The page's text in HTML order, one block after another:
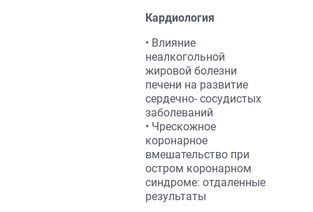
Кардиология
• Влияние
неалкогольной
жировой болезни
печени на развитие
сердечно- сосудистых
заболеваний
• Чрескожное
коронарное
вмешательство при
остром коронарном
синдроме: отдаленные
результаты